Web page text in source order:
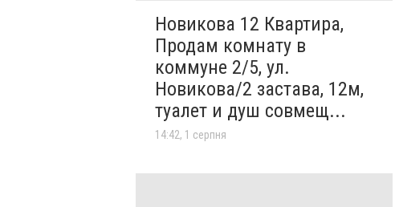
Новикова 12 Квартира,
Продам комнату в
коммуне 2/5, ул.
Новикова/2 застава, 12м,
туалет и душ совмещ...
14:42, 1 серпня